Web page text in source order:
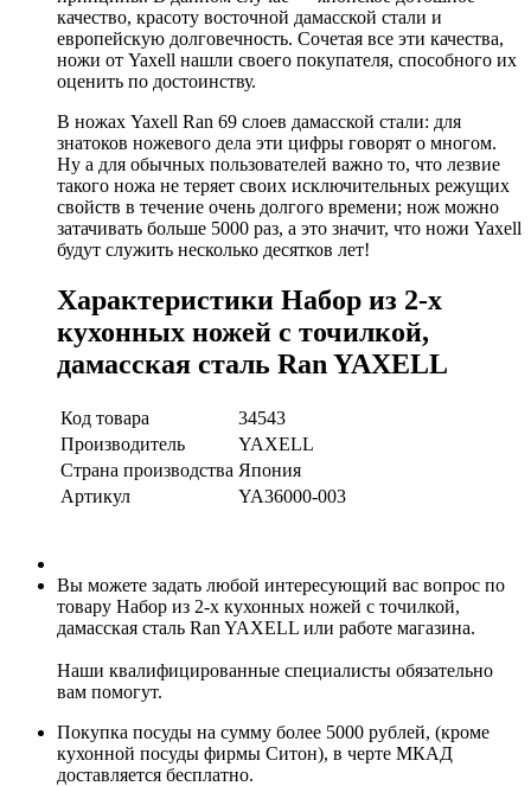
качество, красоту восточной дамасской стали и
европейскую долговечность. Сочетая все эти качества,
ножи от Yaxell нашли своего покупателя, способного их
оценить по достоинству.
В ножах Yaxell Ran 69 слоев дамасской стали: для
знатоков ножевого дела эти цифры говорят о многом.
Ну а для обычных пользователей важно то, что лезвие
такого ножа не теряет своих исключительных режущих
свойств в течение очень долгого времени; нож можно
затачивать больше 5000 раз, а это значит, что ножи Yaxell
будут служить несколько десятков лет!
Характеристики Набор из 2-х
кухонных ножей с точилкой,
дамасская сталь Ran YAXELL
Код товара
34543
Производитель
YAXELL
Страна производства Япония
Артикул
YA36000-003
Вы можете задать любой интересующий вас вопрос по
товару Набор из 2-х кухонных ножей с точилкой,
дамасская сталь Ran YAXELL или работе магазина.
Наши квалифицированные специалисты обязательно
вам помогут.
Покупка посуды на сумму более 5000 рублей, (кроме
кухонной посуды фирмы Ситон), в черте МКАД
доставляется бесплатно.